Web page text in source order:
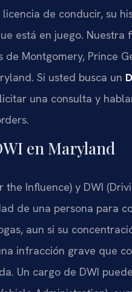
de conducir, su
está en juego. Nuestra
Montgomery, Prince
Si usted busca un
una consulta y
en Maryland
Influence) y DWI
de una persona para
aun si su
infracción grave que
Un cargo de DWI